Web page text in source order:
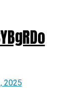
2025